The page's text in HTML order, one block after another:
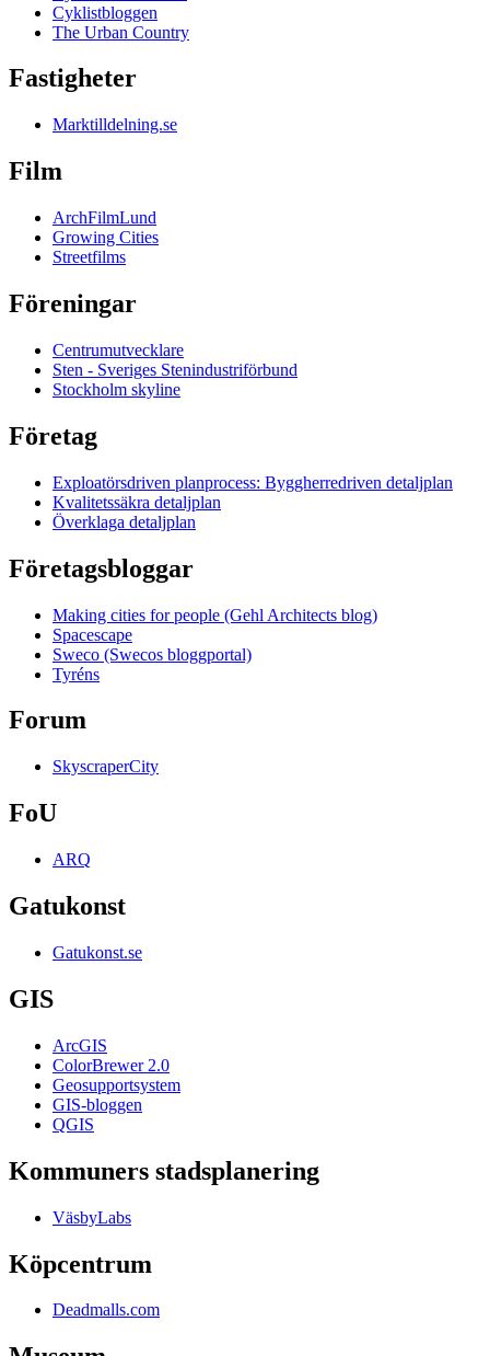
Cyklistbloggen
The Urban Country
Fastigheter
Marktilldelning.se
Film
ArchFilmLund
Growing Cities
Streetfilms
Föreningar
Centrumutvecklare
Sten - Sveriges Stenindustriförbund
Stockholm skyline
Företag
Exploatörsdriven planprocess: Byggherredriven detaljplan
Kvalitetssäkra detaljplan
Överklaga detaljplan
Företagsbloggar
Making cities for people (Gehl Architects blog)
Spacescape
Sweco (Swecos bloggportal)
Tyréns
Forum
SkyscraperCity
FoU
ARQ
Gatukonst
Gatukonst.se
GIS
ArcGIS
ColorBrewer 2.0
Geosupportsystem
GIS-bloggen
QGIS
Kommuners stadsplanering
VäsbyLabs
Köpcentrum
Deadmalls.com